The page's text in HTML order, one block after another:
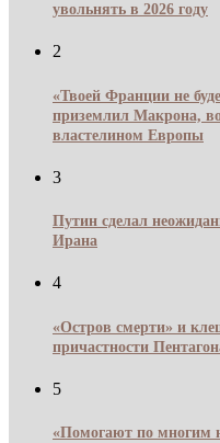
увольнять в 2026 году
2
«Твоей Франции не
приземлил Макрона,
властелином Европы
3
Путин сделал
Ирана
4
«Остров смерти» и
причастности
5
«Помогают по многим